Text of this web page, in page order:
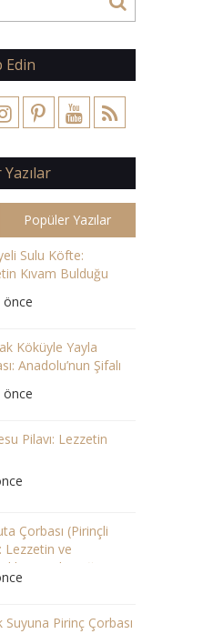
Edin
Popüler Yazılar
Sulu Köfte:
Kıvam Bulduğu
önce
Köküyle Yayla
Anadolu’nun Şifalı
önce
Pilavı: Lezzetin
Çorbası (Pirinçli
Lezzetin ve
Buluştuğu Bir
Suyuna Pirinç Çorbası